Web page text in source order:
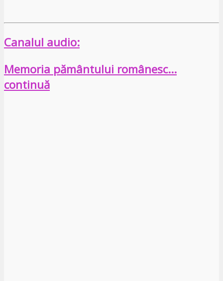
Canalul audio:
Memoria pământului românesc…
continuă